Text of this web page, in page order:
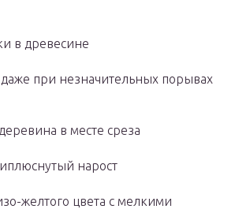
в древесине
даже при незначительных порывах
в месте среза
нарост
желтого цвета с мелкими